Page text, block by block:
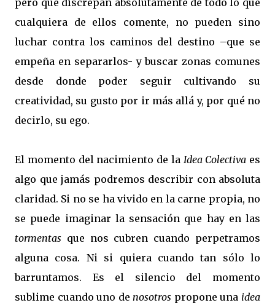
cualquiera de ellos comente, no pueden sino
luchar contra los caminos del destino –que se
empeña en separarlos- y buscar zonas comunes
desde donde poder seguir cultivando su
creatividad, su gusto por ir más allá y, por qué no
decirlo, su ego.
El momento del nacimiento de la Idea Colectiva es
algo que jamás podremos describir con absoluta
claridad. Si no se ha vivido en la carne propia, no
se puede imaginar la sensación que hay en las
tormentas que nos cubren cuando perpetramos
alguna cosa. Ni si quiera cuando tan sólo lo
barruntamos. Es el silencio del momento
sublime cuando uno de nosotros propone una idea